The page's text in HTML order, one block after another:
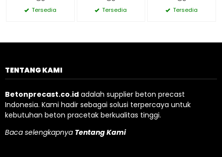
Tersedia Tersedia Tersedia
TENTANG KAMI
Betonprecast.co.id adalah supplier beton precast
Indonesia. Kami hadir sebagai solusi terpercaya untuk
kebutuhan beton pracetak berkualitas tinggi.
Baca selengkapnya Tentang Kami